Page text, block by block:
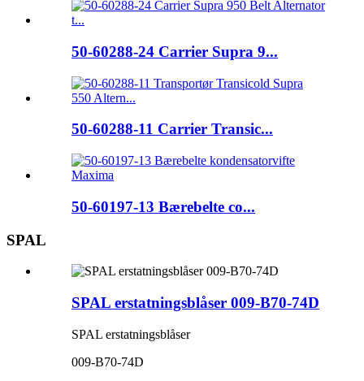
50-60288-24 Carrier Supra 9...
50-60288-11 Carrier Transic...
50-60197-13 Bærebelte co...
SPAL
SPAL erstatningsblåser 009-B70-74D
SPAL erstatningsblåser
009-B70-74D